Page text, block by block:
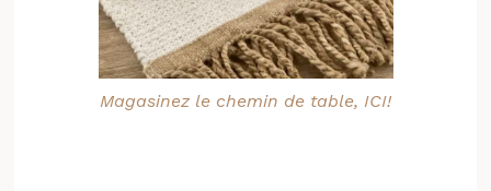
Magasinez le chemin de table, ICI!